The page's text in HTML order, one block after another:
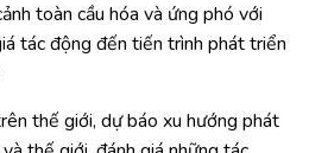
toàn cầu hóa và ứng phó với
tác động đến tiến trình phát triển
thế giới, dự báo xu hướng phát